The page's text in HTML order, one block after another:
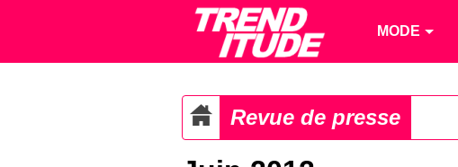
MODE
Revue de presse